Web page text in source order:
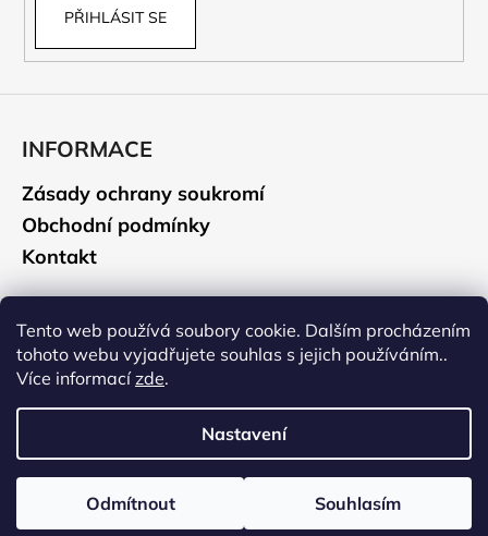
Tento web používá soubory cookie. Dalším procházením
tohoto webu vyjadřujete souhlas s jejich používáním..
Více informacízde.
Nastavení
Odmítnout Souhlasím
PŘIHLÁSIT SE
INFORMACE
Zásady ochrany soukromí
Obchodní podmínky
Kontakt
CAMELBAK
Údržba a čištění
Historie značky
Copyright 2026CAMELBAK.CZ . Všechna práva vyhrazena.